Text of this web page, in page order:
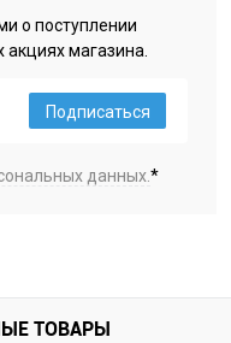
о поступлении
магазина.
Подписаться
данных.*
ТОВАРЫ